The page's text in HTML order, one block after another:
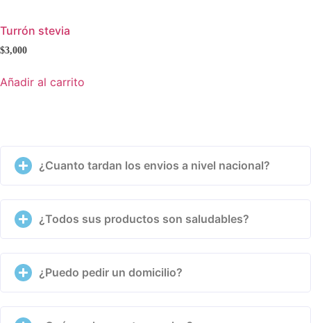
Turrón stevia
$3,000
Añadir al carrito
¿Cuanto tardan los envios a nivel nacional?
¿Todos sus productos son saludables?
¿Puedo pedir un domicilio?